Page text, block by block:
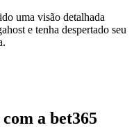
uma visão detalhada
e tenha despertado seu
a bet365